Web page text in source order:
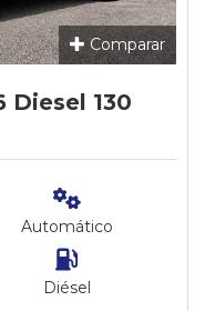
Comparar
Diesel 130
Automático
Diésel